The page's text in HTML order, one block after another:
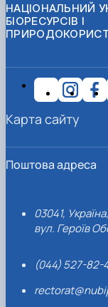
НАЦІОНАЛЬНИЙ
БІОРЕСУРСІВ І
Поштова адреса
03041,
вул. Героїв
(044) 527-82-
Карта сайту